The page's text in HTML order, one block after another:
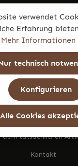
inkl. gesetzl.
und ggf.
anders angegeben.
können aufgrund von
geringfügige
dem tatsächlichen
Kontakt
verwendet
Erfahrung
Mehr Informationen
technisch
Konfigurieren
Alle Cookies